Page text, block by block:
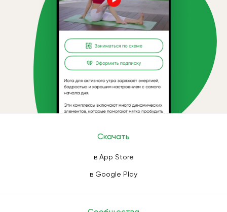
Скачать
в App Store
в Google Play